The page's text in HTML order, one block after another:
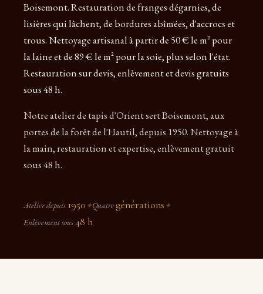
Boisemont. Restauration de franges dégarnies, de
lisières qui lâchent, de bordures abîmées, d'accrocs et
trous. Nettoyage artisanal à partir de 50 € le m² pour
la laine et de 89 € le m² pour la soie, plus selon l'état.
Restauration sur devis, enlèvement et devis gratuits
sous 48 h.
Notre atelier de tapis d'Orient sert Boisemont, aux
portes de la forêt de l'Hautil, depuis 1950. Nettoyage à
la main, restauration et expertise, enlèvement gratuit
sous 48 h.
Atelier depuis 1950 ✦Quatre générations ✦
Enlèvement sous48 h